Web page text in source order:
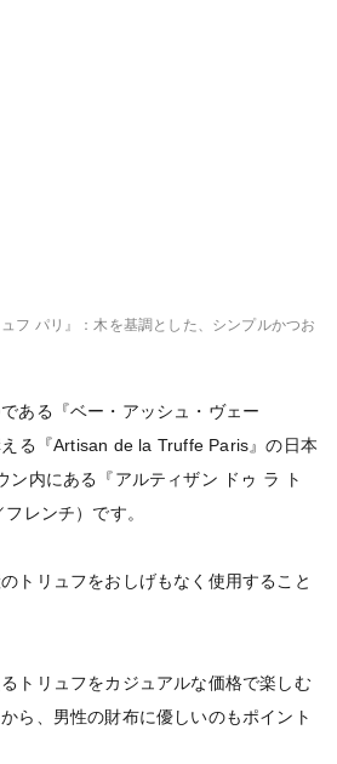
フ パリ』：木を基調とした、シンプルかつお
ある『ベー・アッシュ・ヴェー
える『Artisan de la Truffe Paris』の日本
ン内にある『アルティザン ドゥ ラ ト
レンチ）です。
トリュフをおしげもなく使用すること
トリュフをカジュアルな価格で楽しむ
ら、男性の財布に優しいのもポイント